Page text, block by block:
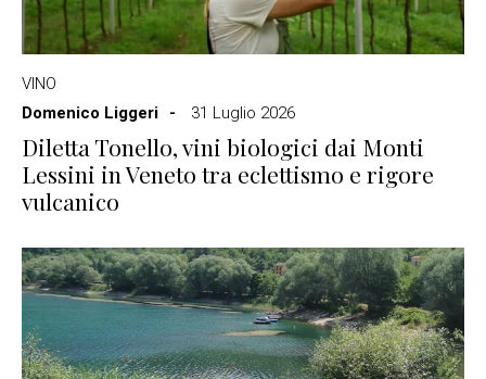
VINO
Domenico Liggeri
31 Luglio 2026
Diletta Tonello, vini biologici dai Monti
Lessini in Veneto tra eclettismo e rigore
vulcanico